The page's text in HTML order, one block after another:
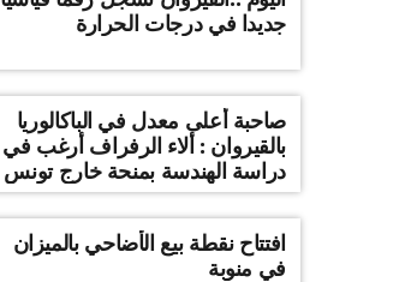
جديدا في درجات الحرارة
صاحبة أعلى معدل في الباكالوريا
بالقيروان : ألاء الرفراف أرغب في
دراسة الهندسة بمنحة خارج تونس
افتتاح نقطة بيع الأضاحي بالميزان
في منوبة